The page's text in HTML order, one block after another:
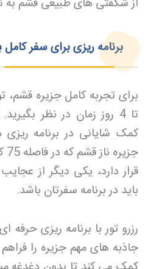
برنامه‌ ریزی برای سفر
تا 4 روز زمان در نظر بگیرید
.
کمک شایانی در برنامه‌
قرار دارد، یکی دیگر از
باید در برنامه سفرتان باشد.
رزرو تور با برنامه‌ ریزی حرفه‌
جاذبه‌ های مهم جزیره را